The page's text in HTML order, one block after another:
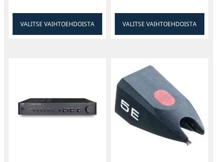
voidaan ripustaa turvallisesti katosta. Saatavilla
kaksi väriä: musta ja valkoinen.
VALITSE VAIHTOEHDOISTA VALITSE VAIHTOEHDOISTA